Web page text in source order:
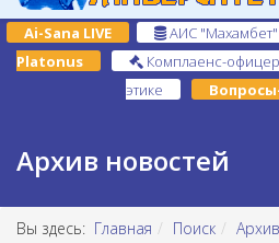
Ai-Sana LIVE АИС "Махамбет"
Platonus
Комплаенс-офицер
этике
Архив новостей
Вы здесь: Главная Поиск